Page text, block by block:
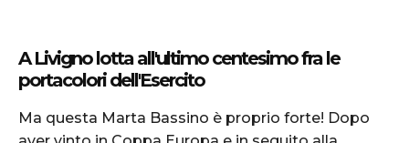
A Livigno lotta all'ultimo centesimo fra le
portacolori dell'Esercito
Ma questa Marta Bassino è proprio forte! Dopo